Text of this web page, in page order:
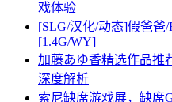
戏体验
[SLG/汉化/动态]假爸爸/
[1.4G/WY]
加藤あゆ香精选作品推
深度解析
索尼缺席游戏展，缺席